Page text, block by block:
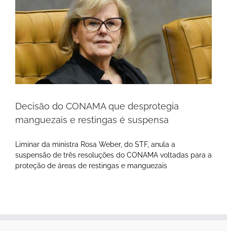
Decisão do CONAMA que desprotegia
manguezais e restingas é suspensa
Liminar da ministra Rosa Weber, do STF, anula a
suspensão de três resoluções do CONAMA voltadas para a
proteção de áreas de restingas e manguezais